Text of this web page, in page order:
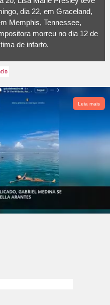
dia 22, em Graceland,
Memphis, Tennessee,
morreu no dia 12 de
de infarto.
Leia mais